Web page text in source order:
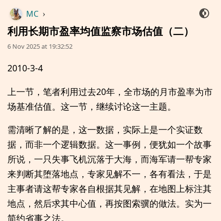
MC ›
利用长期市盈率均值监察市场估值（二）
6 Nov 2025 at 19:32:52
2010-3-4
上一节，笔者利用过去20年，全市场的月市盈率为市
场基准估值。这一节，继续讨论这一主题。
需清晰了解的是，这一数据，实际上是一个实证数
据，而非一个逻辑数据。这一事例，便犹如一个故事
所说，一只失事飞机沉落于大海，而海军请一帮专家
来判断其堕落地点，专家见解不一，各有看法，于是
主事者请这帮专家各自根据其见解，在地图上标注其
地点，然后求其中心值，再按图索骥的做法。实为一
简约省事之法。